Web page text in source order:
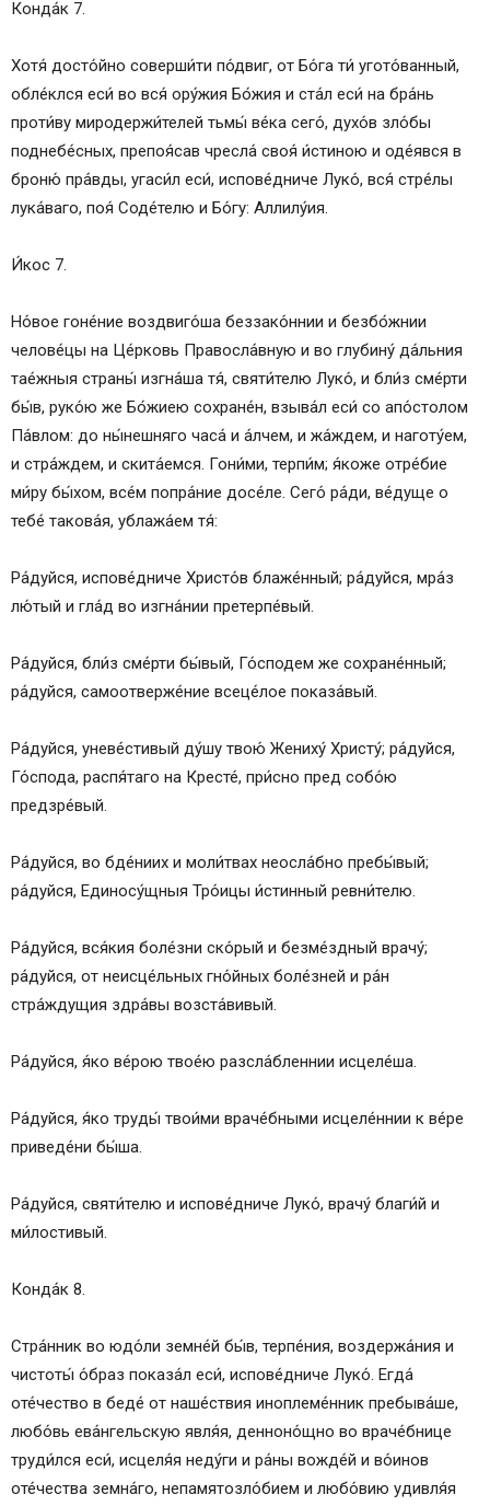
Конда́к 7.
Хотя́ досто́йно соверши́ти по́двиг, от Бо́га ти́ угото́ванный,
обле́клся еси́ во вся́ ору́жия Бо́жия и ста́л еси́ на бра́нь
проти́ву миродержи́телей тьмы́ ве́ка сего́, духо́в зло́бы
поднебе́сных, препоя́сав чресла́ своя́ и́стиною и оде́явся в
броню́ пра́вды, угаси́л еси́, испове́дниче Луко́, вся́ стре́лы
лука́ваго, поя́ Соде́телю и Бо́гу: Аллилу́ия.
И́кос 7.
Но́вое гоне́ние воздвиго́ша беззако́ннии и безбо́жнии
челове́цы на Це́рковь Правосла́вную и во глубину́ да́льния
тае́жныя страны́ изгна́ша тя́, святи́телю Луко́, и бли́з сме́рти
бы́в, руко́ю же Бо́жиею сохране́н, взыва́л еси́ со апо́столом
Па́влом: до ны́нешняго часа́ и а́лчем, и жа́ждем, и наготу́ем,
и стра́ждем, и скита́емся. Гони́ми, терпи́м; я́коже отре́бие
ми́ру бы́хом, все́м попра́ние досе́ле. Сего́ ра́ди, ве́дуще о
тебе́ такова́я, ублажа́ем тя́:
Ра́дуйся, испове́дниче Христо́в блаже́нный; ра́дуйся, мра́з
лю́тый и гла́д во изгна́нии претерпе́вый.
Ра́дуйся, бли́з сме́рти бы́вый, Го́сподем же сохране́нный;
ра́дуйся, самоотверже́ние всеце́лое показа́вый.
Ра́дуйся, уневе́стивый ду́шу твою́ Жениху́ Христу́; ра́дуйся,
Го́спода, распя́таго на Кресте́, при́сно пред собо́ю
предзре́вый.
Ра́дуйся, во бде́ниих и моли́твах неосла́бно пребы́вый;
ра́дуйся, Единосу́щныя Тро́ицы и́стинный ревни́телю.
Ра́дуйся, вся́кия боле́зни ско́рый и безме́здный врачу́;
ра́дуйся, от неисце́льных гно́йных боле́зней и ра́н
стра́ждущия здра́вы возста́вивый.
Ра́дуйся, я́ко ве́рою твое́ю разсла́бленнии исцеле́ша.
Ра́дуйся, я́ко труды́ твои́ми враче́бными исцеле́ннии к ве́ре
приведе́ни бы́ша.
Ра́дуйся, святи́телю и испове́дниче Луко́, врачу́ благи́й и
ми́лостивый.
Конда́к 8.
Стра́нник во юдо́ли земне́й бы́в, терпе́ния, воздержа́ния и
чистоты́ о́браз показа́л еси́, испове́дниче Луко́. Егда́
оте́чество в беде́ от наше́ствия иноплеме́нник пребыва́ше,
любо́вь ева́нгельскую явля́я, денноно́щно во враче́бнице
труди́лся еси́, исцеля́я неду́ги и ра́ны вожде́й и во́инов
оте́чества земна́го, непамятозло́бием и любо́вию удивля́я